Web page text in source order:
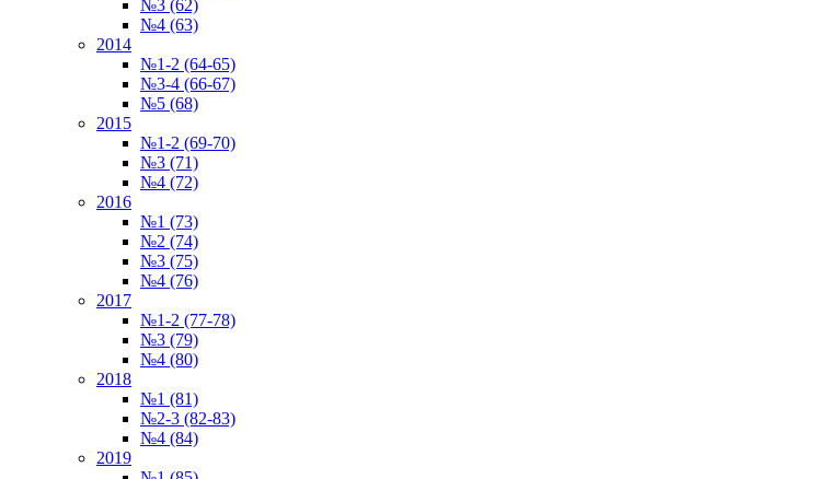
№3 (62)
№4 (63)
2014
№1-2 (64-65)
№3-4 (66-67)
№5 (68)
2015
№1-2 (69-70)
№3 (71)
№4 (72)
2016
№1 (73)
№2 (74)
№3 (75)
№4 (76)
2017
№1-2 (77-78)
№3 (79)
№4 (80)
2018
№1 (81)
№2-3 (82-83)
№4 (84)
2019